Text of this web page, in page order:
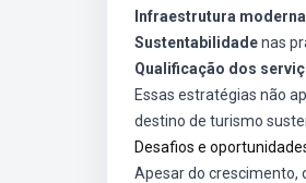
Infraestrutura moderna
Sustentabilidadenas
Qualificação dos
Essas estratégias não
destino de turismo
Desafios e
Apesar do crescimento,